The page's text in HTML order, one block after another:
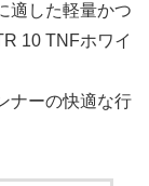
適した軽量かつ
10 TNFホワイ
ナーの快適な行